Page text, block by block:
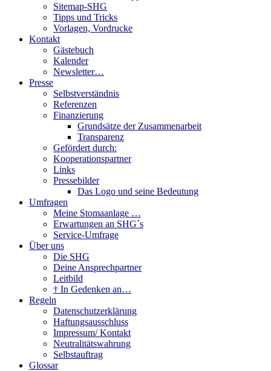
Sitemap-SHG
Tipps und Tricks
Vorlagen, Vordrucke
Kontakt
Gästebuch
Kalender
Newsletter…
Presse
Selbstverständnis
Referenzen
Finanzierung
Grundsätze der Zusammenarbeit
Transparenz
Gefördert durch:
Kooperationspartner
Links
Pressebilder
Das Logo und seine Bedeutung
Umfragen
Meine Stomaanlage …
Erwartungen an SHG´s
Service-Umfrage
Über uns
Die SHG
Deine Ansprechpartner
Leitbild
† In Gedenken an…
Regeln
Datenschutzerklärung
Haftungsausschluss
Impressum/ Kontakt
Neutralitätswahrung
Selbstauftrag
Glossar